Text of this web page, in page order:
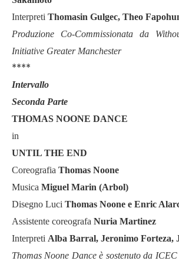
Interpreti Thomasin Gulgec, Theo
Produzione Co-Commissionata da
Initiative Greater Manchester
****
Intervallo
Seconda Parte
THOMAS NOONE DANCE
in
UNTIL THE END
Coreografia Thomas Noone
Musica Miguel Marin (Arbol)
Disegno Luci Thomas Noone e Enric
Assistente coreografa Nuria Martinez
Interpreti Alba Barral, Jeronimo Forteza,
Thomas Noone Dance è sostenuto da